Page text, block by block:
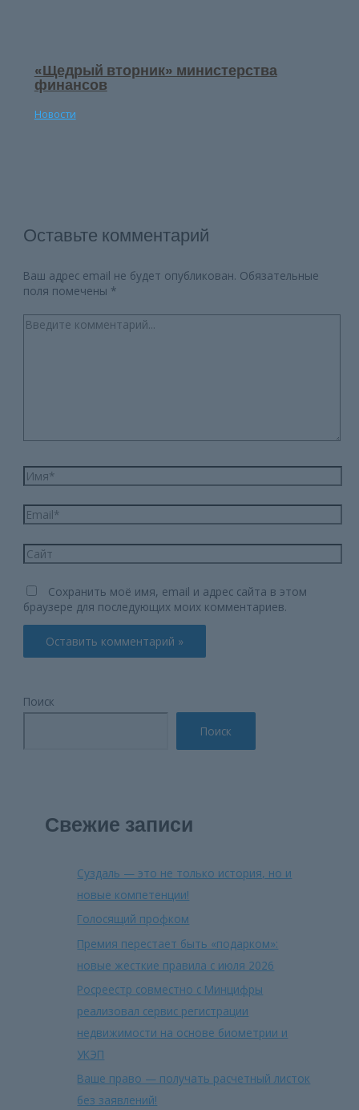
«Щедрый вторник» министерства
финансов
Новости
Оставьте комментарий
Ваш адрес email не будет опубликован. Обязательные
поля помечены *
Введите
Имя*
Email*
Сайт
Сохранить моё имя, email и адрес сайта в этом
браузере для последующих моих комментариев.
Поиск
Поиск
Свежие записи
Суздаль — это не только история, но и
новые компетенции!
Голосящий профком
Премия перестает быть «подарком»:
новые жесткие правила с июля 2026
Росреестр совместно с Минцифры
реализовал сервис регистрации
недвижимости на основе биометрии и
УКЭП
Ваше право — получать расчетный листок
без заявлений!